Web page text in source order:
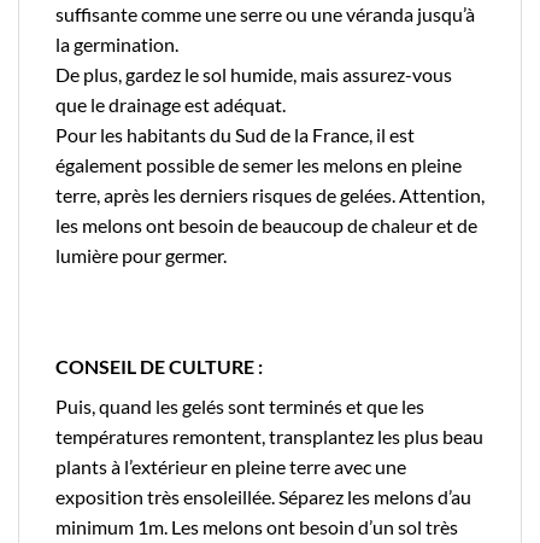
suffisante comme une serre ou une véranda jusqu’à
la germination.
De plus, gardez le sol humide, mais assurez-vous
que le drainage est adéquat.
Pour les habitants du Sud de la France, il est
également possible de semer les melons en pleine
terre, après les derniers risques de gelées. Attention,
les melons ont besoin de beaucoup de chaleur et de
lumière pour germer.
CONSEIL DE CULTURE :
Puis, quand les gelés sont terminés et que les
températures remontent, transplantez les plus beau
plants à l’extérieur en pleine terre avec une
exposition très ensoleillée. Séparez les melons d’au
minimum 1m. Les melons ont besoin d’un sol très